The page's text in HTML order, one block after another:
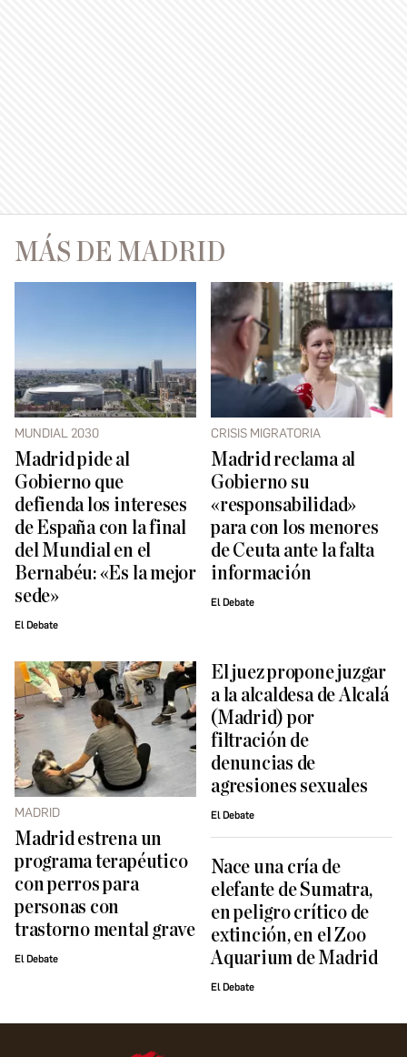
MÁS DE MADRID
MUNDIAL 2030
Madrid pide al
Gobierno que
defienda los intereses
de España con la final
del Mundial en el
Bernabéu: «Es la mejor
sede»
El Debate
CRISIS MIGRATORIA
Madrid reclama al
Gobierno su
«responsabilidad»
para con los menores
de Ceuta ante la falta
información
El Debate
MADRID
Madrid estrena un
programa terapéutico
con perros para
personas con
trastorno mental grave
El Debate
El juez propone juzgar
a la alcaldesa de Alcalá
(Madrid) por
filtración de
denuncias de
agresiones sexuales
El Debate
Nace una cría de
elefante de Sumatra,
en peligro crítico de
extinción, en el Zoo
Aquarium de Madrid
El Debate